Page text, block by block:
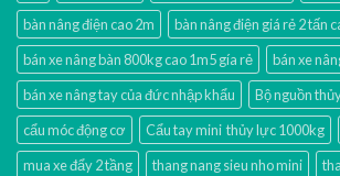
bàn nâng điện cao 2m
bàn nâng điện giá rẻ 2 tấn
bán xe nâng bàn 800kg cao 1m5 gía rẻ
bán xe
bán xe nâng tay của đức nhập khẩu
Bộ nguồn
cẩu móc động cơ
Cẩu tay mini thủy lực 1000kg
mua xe đẩy 2 tầng
thang nang sieu nho mini